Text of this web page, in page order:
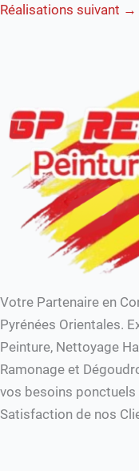
Réalisations suivant →
Votre Partenaire en
Pyrénées Orientales.
Peinture, Nettoyage
Ramonage et
vos besoins ponctuels
Satisfaction de nos